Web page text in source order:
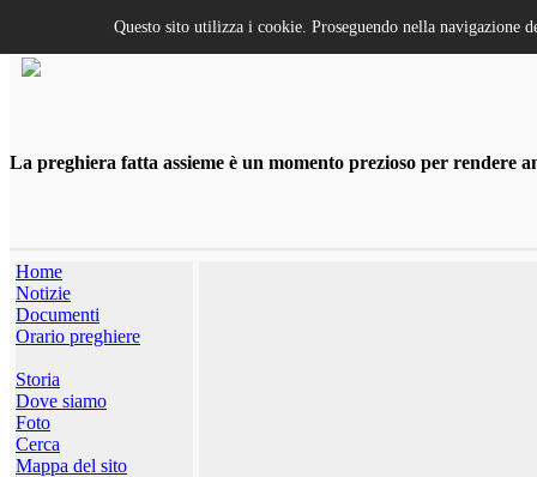
La preghiera fatta assieme è un momento prezioso per rendere
Home
Notizie
Documenti
Orario preghiere
Storia
Dove siamo
Foto
Cerca
Mappa del sito
Questo sito utilizza i cookie. Proseguendo nella navigazione